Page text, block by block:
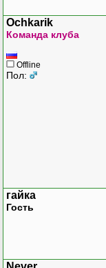
Ochkarik
Команда клуба
Offline
Пол:
гайка
Гость